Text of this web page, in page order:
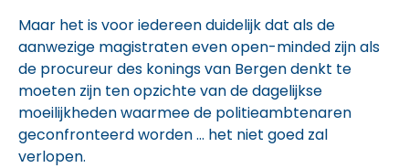
Maar het is voor iedereen duidelijk dat als de
aanwezige magistraten even open-minded zijn als
de procureur des konings van Bergen denkt te
moeten zijn ten opzichte van de dagelijkse
moeilijkheden waarmee de politieambtenaren
geconfronteerd worden … het niet goed zal
verlopen.